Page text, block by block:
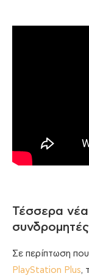
Τέσσερα νέα
Σε περίπτωση
PlayStation Plus,